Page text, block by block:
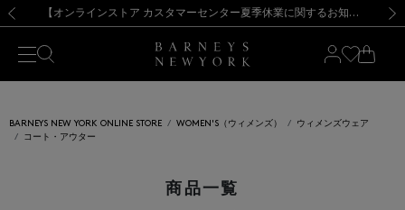
新規登録のお客様も対象！＜MY BARNEYS＞会員のお客様は11,000円（税込）以上のお買上げで常時送料無料！お買い物の際は会員登録を！
【夏季休業に伴う出荷一時停止のお知らせ】(2026.8.7) 【オンラインストア カスタマーセンター夏季休業に関するお知らせ】（2026.8.7）
【夏季休業に伴う返品・交換承り一時停止のお知らせ】（2026.8.5）
熊本県を中心とした地震の影響によるお荷物のお届けについて
【開催中】SUMMER SALEのご案内・ご注意事項 新規登録のお客様も対象！＜MY BARNEYS＞会員のお客様は11,000円（税込）以上のお買上げで常時送料無料！お買い物の際は会員登録を！
【夏季休業に伴う出荷一時停止のお知らせ】(2026.8.7)
BARNEYS NEW YORK ONLINE STORE WOMEN'S（ウィメンズ）
ウィメンズウェア
コート・アウター
商品一覧